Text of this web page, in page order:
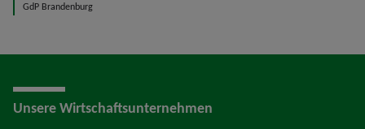
GdP Brandenburg
Unsere Wirtschaftsunternehmen